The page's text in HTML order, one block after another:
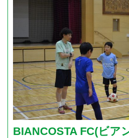
BIANCOSTA FC(ビア